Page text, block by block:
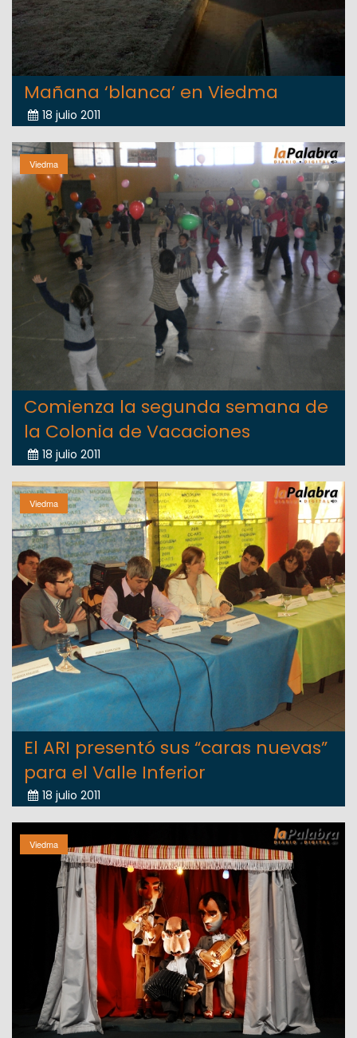
Mañana ‘blanca’ en Viedma
18 julio 2011
Viedma
Comienza la segunda semana de
la Colonia de Vacaciones
18 julio 2011
Viedma
El ARI presentó sus “caras nuevas”
para el Valle Inferior
18 julio 2011
Viedma